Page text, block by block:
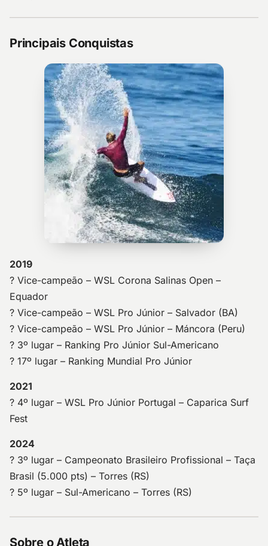
Principais Conquistas
2019
? Vice-campeão – WSL Corona Salinas Open –
Equador
? Vice-campeão – WSL Pro Júnior – Salvador (BA)
? Vice-campeão – WSL Pro Júnior – Máncora (Peru)
? 3º lugar – Ranking Pro Júnior Sul-Americano
? 17º lugar – Ranking Mundial Pro Júnior
2021
? 4º lugar – WSL Pro Júnior Portugal – Caparica Surf
Fest
2024
? 3º lugar – Campeonato Brasileiro Profissional – Taça
Brasil (5.000 pts) – Torres (RS)
? 5º lugar – Sul-Americano – Torres (RS)
Sobre o Atleta